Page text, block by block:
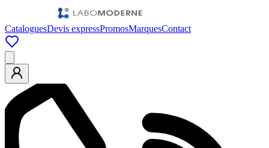
CataloguesDevis expressPromosMarquesContact